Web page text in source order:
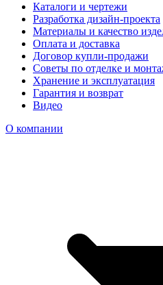
Каталоги и чертежи
Разработка дизайн-проекта
Материалы и качество
Оплата и доставка
Договор купли-продажи
Советы по отделке и
Хранение и эксплуатация
Гарантия и возврат
Видео
О компании